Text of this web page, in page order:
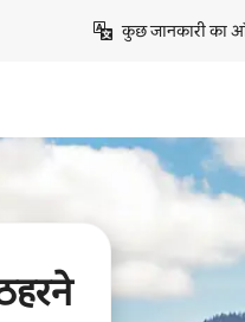
कुछ जानकारी का